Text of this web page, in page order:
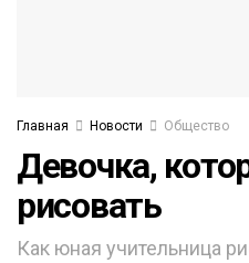
Главная Новости Общество
Девочка,
рисовать
Как юная учительница